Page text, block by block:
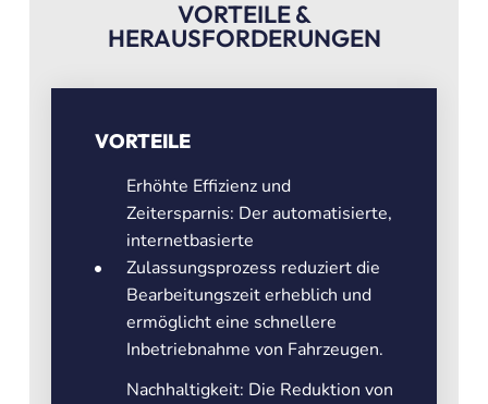
VORTEILE &
HERAUSFORDERUNGEN
VORTEILE
Erhöhte Effizienz und
Zeitersparnis: Der automatisierte,
internetbasierte
Zulassungsprozess reduziert die
Bearbeitungszeit erheblich und
ermöglicht eine schnellere
Inbetriebnahme von Fahrzeugen.
Nachhaltigkeit: Die Reduktion von